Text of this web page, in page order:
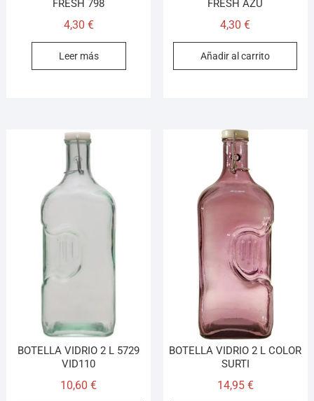
FRESH 798
4,30 €
Leer más
FRESH AZU
4,30€
Añadir al carrito
BOTELLA VIDRIO 2 L 5729
VID110
10,60€
BOTELLA VIDRIO 2 L COLOR
SURTI
14,95 €